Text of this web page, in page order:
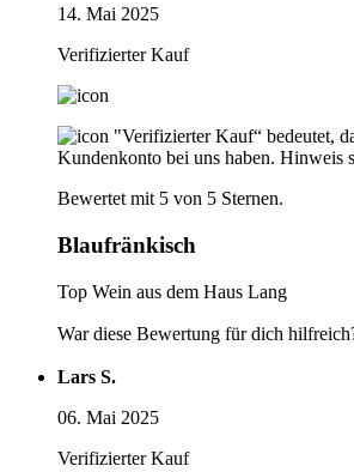
14. Mai 2025
Verifizierter Kauf
"Verifizierter Kauf“ bedeutet,
Kundenkonto bei uns haben. Hinweis
Bewertet mit 5 von 5 Sternen.
Blaufränkisch
Top Wein aus dem Haus Lang
War diese Bewertung für dich
Lars S.
06. Mai 2025
Verifizierter Kauf